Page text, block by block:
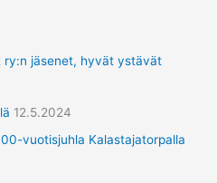
ry:n jäsenet, hyvät ystävät
12.5.2024
vuotisjuhla Kalastajatorpalla